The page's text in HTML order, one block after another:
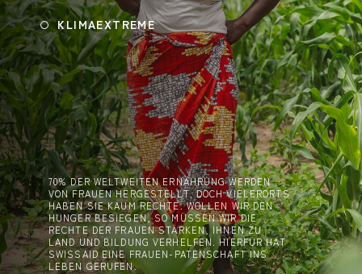
KLIMAEXTREME
70% DER WELTWEITEN ERNÄHRUNG WERDEN
VON FRAUEN HERGESTELLT. DOCH VIELERORTS
HABEN SIE KAUM RECHTE. WOLLEN WIR DEN
HUNGER BESIEGEN, SO MÜSSEN WIR DIE
RECHTE DER FRAUEN STÄRKEN, IHNEN ZU
LAND UND BILDUNG VERHELFEN. HIERFÜR HAT
SWISSAID EINE FRAUEN-PATENSCHAFT INS
LEBEN GERUFEN.